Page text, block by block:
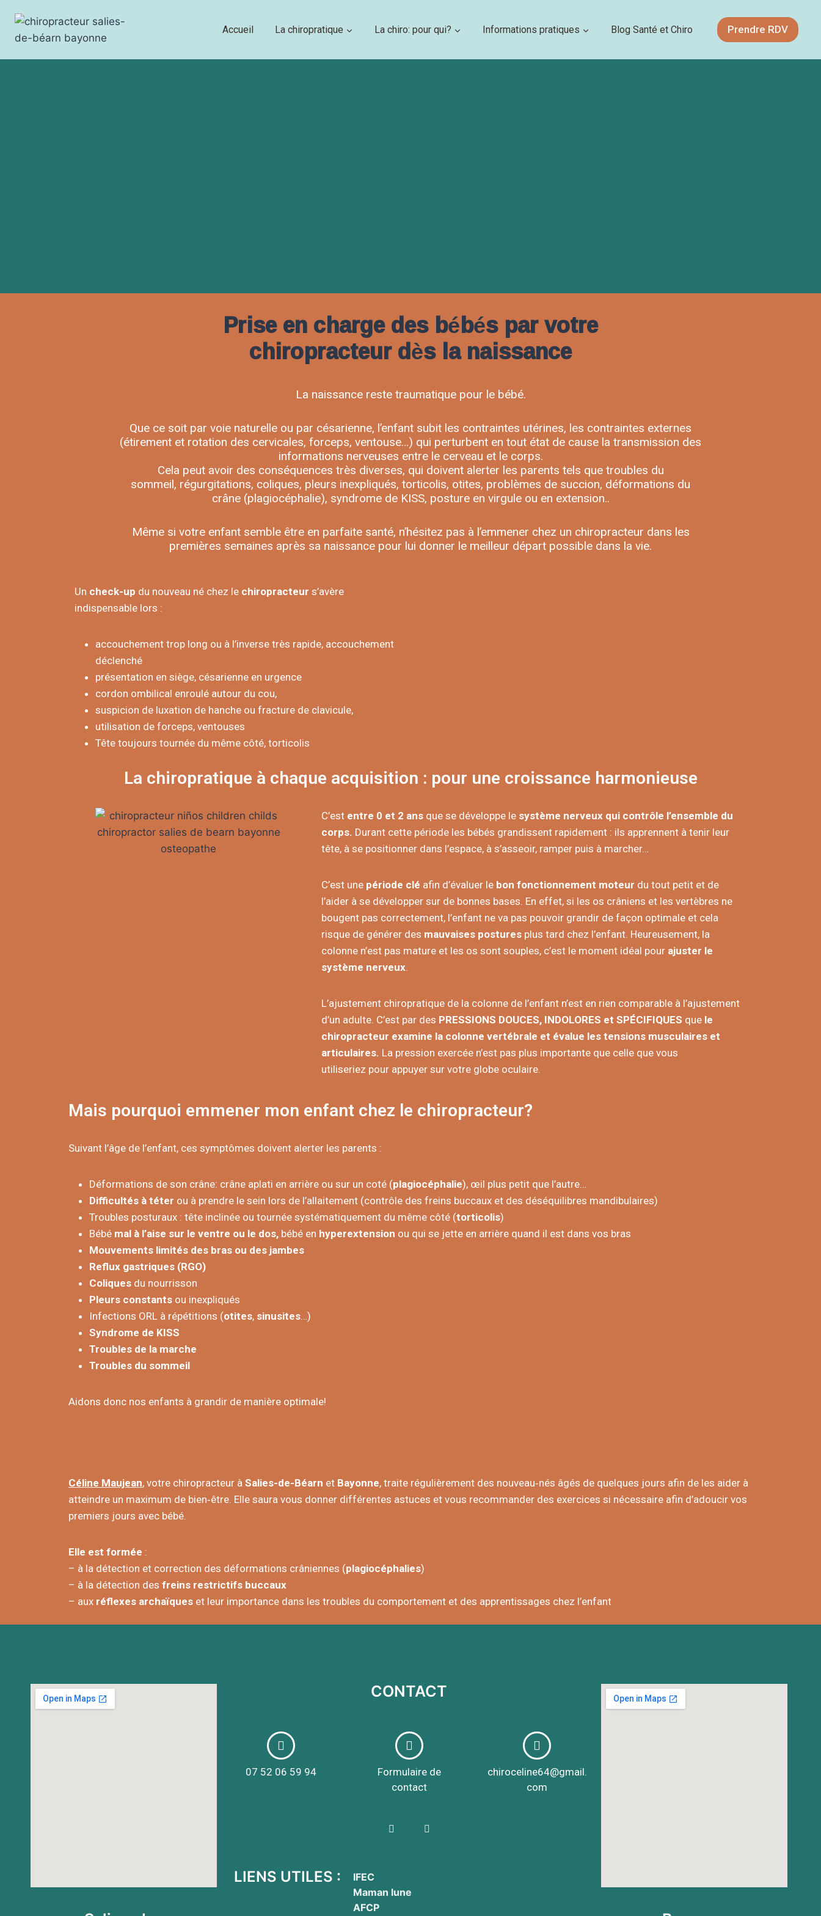
Accueil La chiropratique La chiro: pour qui? Informations pratiques Blog Santé et Chiro Prendre RDV
Prise en charge des bébés par votre
chiropracteur dès la naissance
La naissance reste traumatique pour le bébé.
Que ce soit par voie naturelle ou par césarienne, l’enfant subit les contraintes utérines, les contraintes externes
(étirement et rotation des cervicales, forceps, ventouse…) qui perturbent en tout état de cause la transmission des
informations nerveuses entre le cerveau et le corps.
Cela peut avoir des conséquences très diverses, qui doivent alerter les parents tels que troubles du
sommeil, régurgitations, coliques, pleurs inexpliqués, torticolis, otites, problèmes de succion, déformations du
crâne (plagiocéphalie), syndrome de KISS, posture en virgule ou en extension..
Même si votre enfant semble être en parfaite santé, n’hésitez pas à l’emmener chez un chiropracteur dans les
premières semaines après sa naissance pour lui donner le meilleur départ possible dans la vie.
Un check-up du nouveau né chez le chiropracteur s’avère
indispensable lors :
accouchement trop long ou à l’inverse très rapide, accouchement
déclenché
présentation en siège, césarienne en urgence
cordon ombilical enroulé autour du cou,
suspicion de luxation de hanche ou fracture de clavicule,
utilisation de forceps, ventouses
Tête toujours tournée du même côté, torticolis
La chiropratique à chaque acquisition : pour une croissance harmonieuse​
C’est entre 0 et 2 ansque se développe le système nerveux qui contrôle l’ensemble du
corps. Durant cette période les bébés grandissent rapidement : ils apprennent à tenir leur
tête, à se positionner dans l’espace, à s’asseoir, ramper puis à marcher…
C’est une période clé afin d’évaluer le bon fonctionnement moteur du tout petit et de
l’aider à se développer sur de bonnes bases. En effet, si les os crâniens et les vertèbres ne
bougent pas correctement, l’enfant ne va pas pouvoir grandir de façon optimale et cela
risque de générer des mauvaises posturesplus tard chez l’enfant. Heureusement, la
colonne n’est pas mature et les os sont souples, c’est le moment idéal pour ajuster le
système nerveux.
L’ajustement chiropratique de la colonne de l’enfant n’est en rien comparable à l’ajustement
d’un adulte. C’est par des PRESSIONS DOUCES, INDOLORES et SPÉCIFIQUES quele
chiropracteur examine la colonne vertébrale et évalue les tensions musculaires et
articulaires. La pression exercée n’est pas plus importante que celle que vous
utiliseriez pour appuyer sur votre globe oculaire.
Mais pourquoi emmener mon enfant chez le chiropracteur?​
Suivant l’âge de l’enfant, ces symptômes doivent alerter les parents :
Déformations de son crâne: crâne aplati en arrière ou sur un coté (plagiocéphalie), œil plus petit que l’autre…
Difficultés à téter ou à prendre le sein lors de l’allaitement (contrôle des freins buccaux et des déséquilibres mandibulaires)
Troubles posturaux : tête inclinée ou tournée systématiquement du même côté (torticolis)
Bébé mal à l’aise sur le ventre ou le dos, bébé en hyperextension ou qui se jette en arrière quand il est dans vos bras
Mouvements limités des bras ou des jambes
Reflux gastriques (RGO)
Coliques du nourrisson
Pleurs constants ou inexpliqués
Infections ORL à répétitions (otites, sinusites…)
Syndrome de KISS
Troubles de la marche
Troubles du sommeil
Aidons donc nos enfants à grandir de manière optimale!
Céline Maujean, votre chiropracteur à Salies-de-Béarn et Bayonne, traite régulièrement des nouveau‑nés âgés de quelques jours afin de les aider à
atteindre un maximum de bien‑être. Elle saura vous donner différentes astuces et vous recommander des exercices si nécessaire afin d’adoucir vos
premiers jours avec bébé.
Elle est formée :
– à la détection et correction des déformations crâniennes (plagiocéphalies)
– à la détection des freins restrictifs buccaux
– aux réflexes archaïques et leur importance dans les troubles du comportement et des apprentissages chez l’enfant
CONTACT
07 52 06 59 94​
Formulaire de
contact
chiroceline64@gmail.
com
LIENS UTILES :
IFEC
Maman lune
AFCP